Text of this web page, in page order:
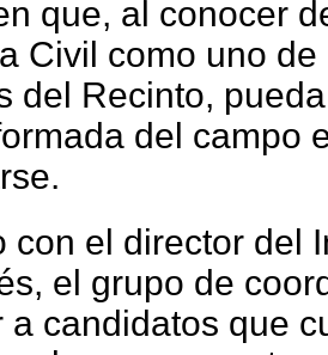
que, al conocer
Civil como uno
del Recinto,
del campo
con el director del
el grupo de
a candidatos que